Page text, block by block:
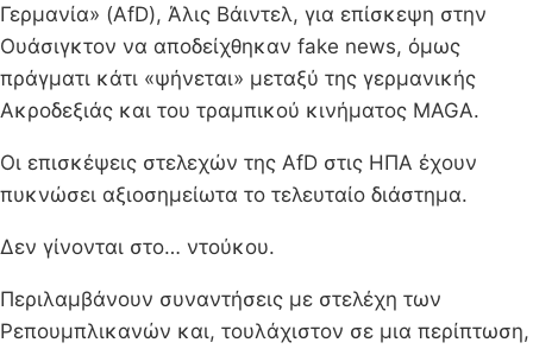
Γερμανία» (AfD), Άλις Βάιντελ, για επίσκεψη στην
Ουάσιγκτον να αποδείχθηκαν fake news, όμως
πράγματι κάτι «ψήνεται» μεταξύ της γερμανικής
Ακροδεξιάς και του τραμπικού κινήματος MAGA.
Οι επισκέψεις στελεχών της AfD στις ΗΠΑ έχουν
πυκνώσει αξιοσημείωτα το τελευταίο διάστημα.
Δεν γίνονται στο… ντούκου.
Περιλαμβάνουν συναντήσεις με στελέχη των
Ρεπουμπλικανών και, τουλάχιστον σε μια περίπτωση,